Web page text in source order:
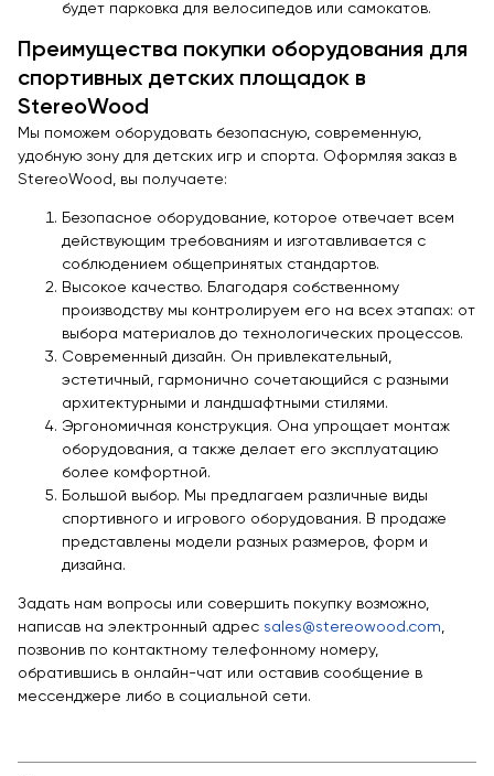
будет парковка для велосипедов или самокатов.
Преимущества покупки оборудования для
спортивных детских площадок в
StereoWood
Мы поможем оборудовать безопасную, современную,
удобную зону для детских игр и спорта. Оформляя заказ в
StereoWood, вы получаете:
Безопасное оборудование, которое отвечает всем
действующим требованиям и изготавливается с
соблюдением общепринятых стандартов.
Высокое качество. Благодаря собственному
производству мы контролируем его на всех этапах: от
выбора материалов до технологических процессов.
Современный дизайн. Он привлекательный,
эстетичный, гармонично сочетающийся с разными
архитектурными и ландшафтными стилями.
Эргономичная конструкция. Она упрощает монтаж
оборудования, а также делает его эксплуатацию
более комфортной.
Большой выбор. Мы предлагаем различные виды
спортивного и игрового оборудования. В продаже
представлены модели разных размеров, форм и
дизайна.
Задать нам вопросы или совершить покупку возможно,
написав на электронный адрес sales@stereowood.com,
позвонив по контактному телефонному номеру,
обратившись в онлайн-чат или оставив сообщение в
мессенджере либо в социальной сети.